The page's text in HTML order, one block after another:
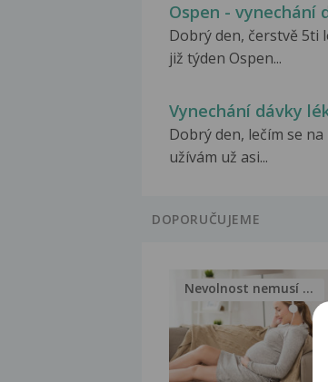
Ospen - vynechání
Dobrý den, čerstvě 5ti
již týden Ospen...
Vynechání dávky
Dobrý den, lečím se
užívám už asi...
DOPORUČUJEME
Nevolnost nemusí být nutnou...